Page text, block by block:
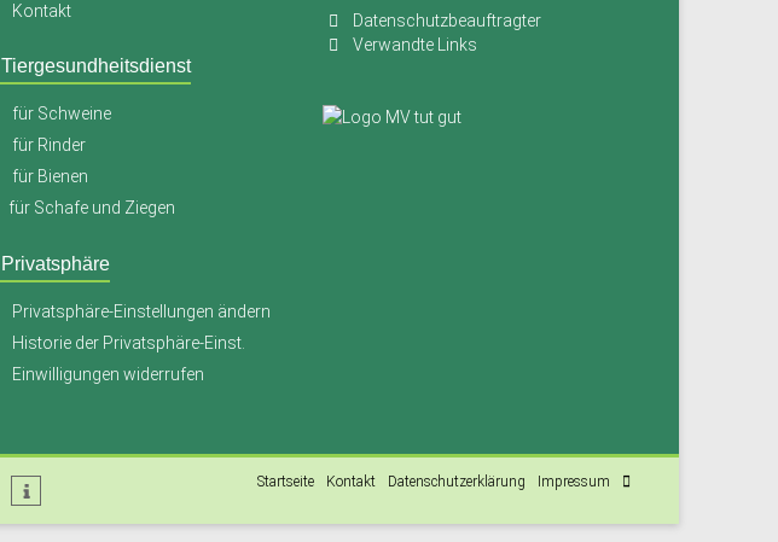
Kontakt
Tiergesundheitsdienst
für Schweine
für Rinder
für Bienen
für Schafe und Ziegen
Privatsphäre
Privatsphäre-Einstellungen ändern
Historie der Privatsphäre-Einst.
Einwilligungen widerrufen
Datenschutzbeauftragter
Verwandte Links
Startseite Kontakt Datenschutzerklärung Impressum